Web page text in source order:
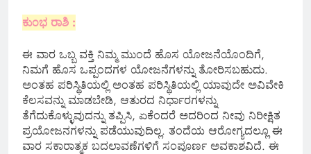
ಕುಂಭ ರಾಶಿ :
ಈ ವಾರ ಒಬ್ಬ ವಕ್ತಿ ನಿಮ್ಮ ಮುಂದೆ ಹೊಸ ಯೋಜನೆಯೊಂದಿಗೆ,
ನಿಮಗೆ ಹೊಸ ಒಪ್ಪಂದಗಳ ಯೋಜನೆಗಳನ್ನು ತೋರಿಸಬಹುದು.
ಅಂತಹ ಪರಿಸ್ಥಿತಿಯಲ್ಲಿ ಅಂತಹ ಪರಿಸ್ಥಿತಿಯಲ್ಲಿ ಯಾವುದೇ ಅವಿವೇಕಿ
ಕೆಲಸವನ್ನು ಮಾಡಬೇಡಿ, ಆತುರದ ನಿರ್ಧಾರಗಳನ್ನು
ತೆಗೆದುಕೊಳ್ಳುವುದನ್ನು ತಪ್ಪಿಸಿ, ಏಕೆಂದರೆ ಅದರಿಂದ ನೀವು ನಿರೀಕ್ಷಿತ
ಪ್ರಯೋಜನಗಳನ್ನು ಪಡೆಯುವುದಿಲ್ಲ. ತಂದೆಯ ಆರೋಗ್ಯದಲ್ಲೂ ಈ
ವಾರ ಸಕಾರಾತ್ಮಕ ಬದಲಾವಣೆಗಳಿಗೆ ಸಂಪೂರ್ಣ ಅವಕಾಶವಿದೆ. ಈ